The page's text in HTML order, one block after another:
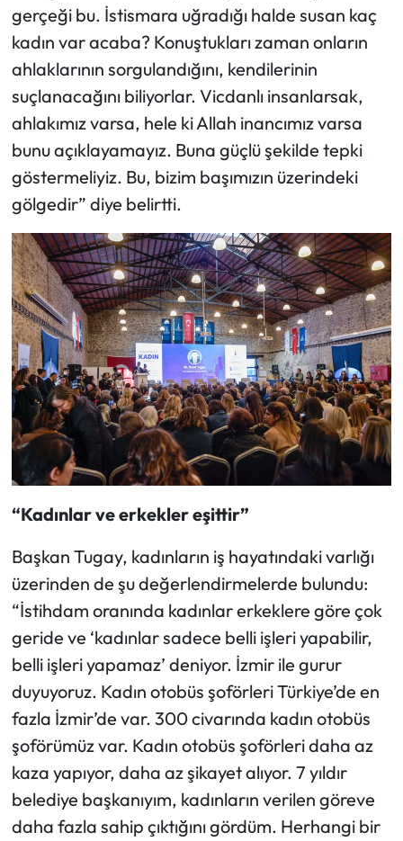
gerçeği bu. İstismara uğradığı halde susan kaç
kadın var acaba? Konuştukları zaman onların
ahlaklarının sorgulandığını, kendilerinin
suçlanacağını biliyorlar. Vicdanlı insanlarsak,
ahlakımız varsa, hele ki Allah inancımız varsa
bunu açıklayamayız. Buna güçlü şekilde tepki
göstermeliyiz. Bu, bizim başımızın üzerindeki
gölgedir” diye belirtti.
“Kadınlar ve erkekler eşittir”
Başkan Tugay, kadınların iş hayatındaki varlığı
üzerinden de şu değerlendirmelerde bulundu:
“İstihdam oranında kadınlar erkeklere göre çok
geride ve ‘kadınlar sadece belli işleri yapabilir,
belli işleri yapamaz’ deniyor. İzmir ile gurur
duyuyoruz. Kadın otobüs şoförleri Türkiye’de en
fazla İzmir’de var. 300 civarında kadın otobüs
şoförümüz var. Kadın otobüs şoförleri daha az
kaza yapıyor, daha az şikayet alıyor. 7 yıldır
belediye başkanıyım, kadınların verilen göreve
daha fazla sahip çıktığını gördüm. Herhangi bir